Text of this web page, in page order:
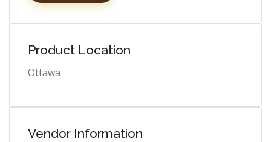
Product Location
Ottawa
Vendor Information